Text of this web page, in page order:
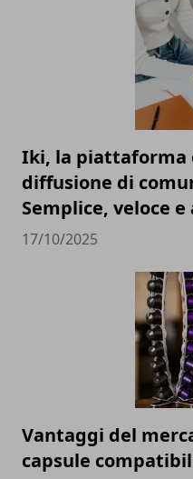
Iki, la piattaforma
diffusione di
Semplice, veloce e
17/10/2025
Vantaggi del
capsule